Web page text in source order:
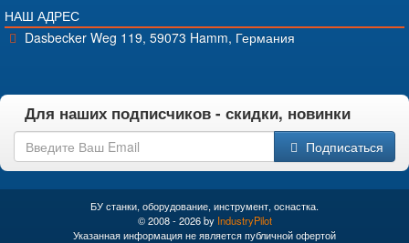
НАШ АДРЕС
Dasbecker Weg 119, 59073 Hamm, Германия
Для наших подписчиков - скидки, новинки
Подписаться
БУ станки, оборудование, инструмент, оснастка.
© 2008 - 2026 by IndustryPilot
Указанная информация не является публичной офертой